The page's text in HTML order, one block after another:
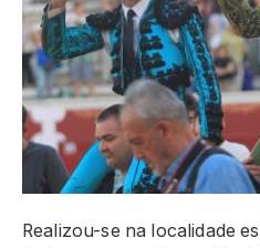
Realizou-se na localidade